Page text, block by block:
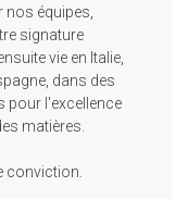
nos équipes,
signature
vie en Italie,
dans des
pour l'excellence
matières.
conviction.